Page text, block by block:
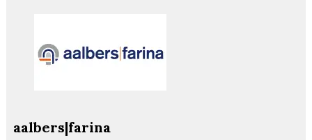
aalbers|farina